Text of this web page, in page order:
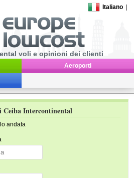
Italiano
voli e opinioni dei clienti
Aeroporti
Ceiba Intercontinental
andata